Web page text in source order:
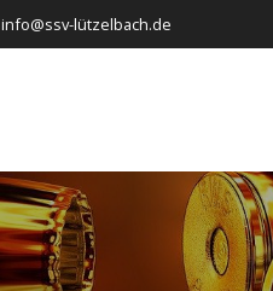
info@ssv-lützelbach.de